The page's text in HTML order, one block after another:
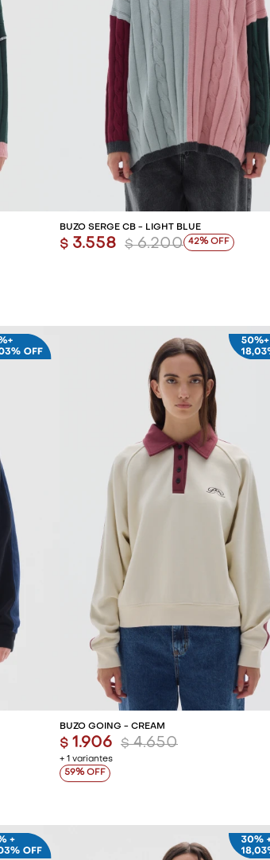
AGREGAR AL CARRITO
BUZO SERGE CB - LIGHT BLUE
$ 3.558 $ 6.200 42
AGREGAR AL CARRITO
BUZO GOING - CREAM
+ 1 variantes
$ 1.906 $ 4.650
59